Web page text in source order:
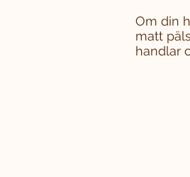
Om din
matt
handlar